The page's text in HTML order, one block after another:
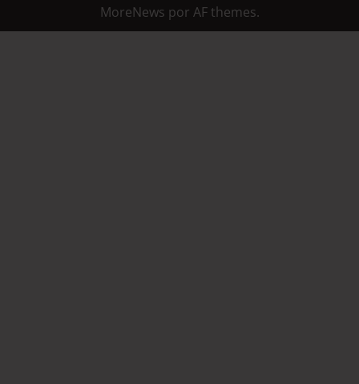
MoreNews por AF themes.